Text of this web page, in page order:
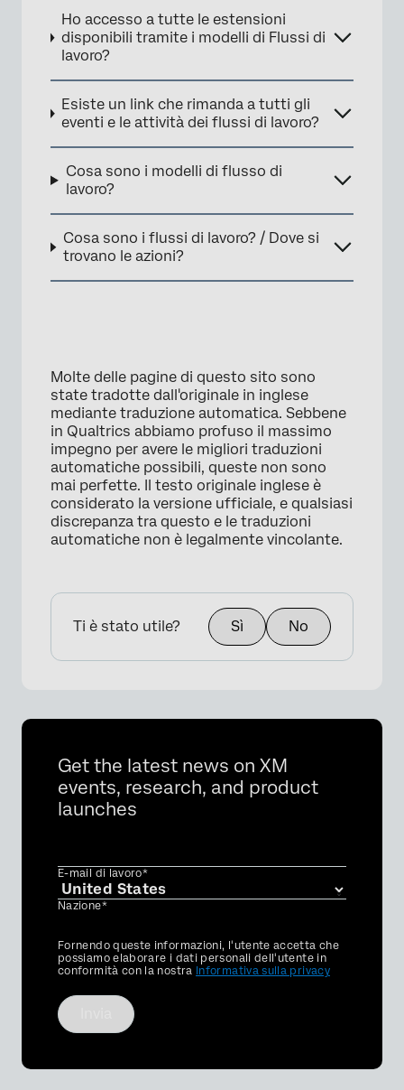
Ho accesso a tutte le estensioni
disponibili tramite i modelli di Flussi di
lavoro?
Esiste un link che rimanda a tutti gli
eventi e le attività dei flussi di lavoro?
Cosa sono i modelli di flusso di
lavoro?
Cosa sono i flussi di lavoro? / Dove si
trovano le azioni?
Molte delle pagine di questo sito sono
state tradotte dall'originale in inglese
mediante traduzione automatica. Sebbene
in Qualtrics abbiamo profuso il massimo
impegno per avere le migliori traduzioni
automatiche possibili, queste non sono
mai perfette. Il testo originale inglese è
considerato la versione ufficiale, e qualsiasi
discrepanza tra questo e le traduzioni
automatiche non è legalmente vincolante.
Ti è stato utile? Sì No
Get the latest news on XM
events, research, and product
launches
E-mail di lavoro*
Nazione*
Privacy
Optin
Fornendo queste informazioni, l'utente accetta che
possiamo elaborare i dati personali dell'utente in
conformità con la nostra Informativa sulla privacy